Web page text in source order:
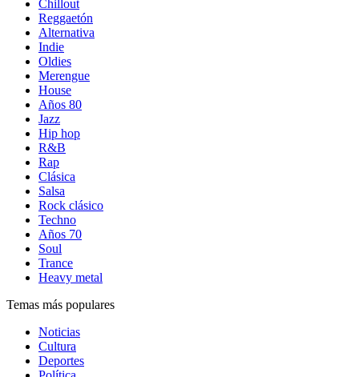
Chillout
Reggaetón
Alternativa
Indie
Oldies
Merengue
House
Años 80
Jazz
Hip hop
R&B
Rap
Clásica
Salsa
Rock clásico
Techno
Años 70
Soul
Trance
Heavy metal
Temas más populares
Noticias
Cultura
Deportes